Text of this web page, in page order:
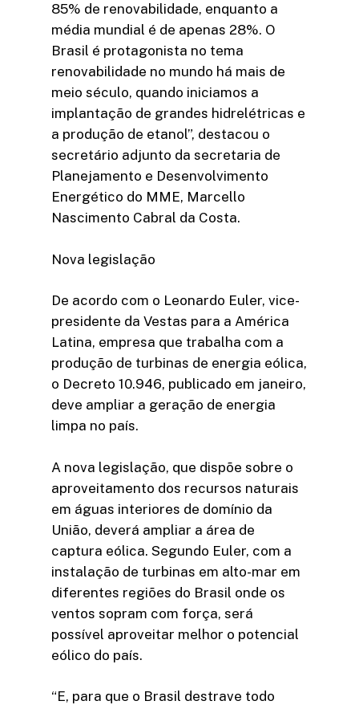
85% de renovabilidade, enquanto a
média mundial é de apenas 28%. O
Brasil é protagonista no tema
renovabilidade no mundo há mais de
meio século, quando iniciamos a
implantação de grandes hidrelétricas e
a produção de etanol”, destacou o
secretário adjunto da secretaria de
Planejamento e Desenvolvimento
Energético do MME, Marcello
Nascimento Cabral da Costa.
Nova legislação
De acordo com o Leonardo Euler, vice-
presidente da Vestas para a América
Latina, empresa que trabalha com a
produção de turbinas de energia eólica,
o Decreto 10.946, publicado em janeiro,
deve ampliar a geração de energia
limpa no país.
A nova legislação, que dispõe sobre o
aproveitamento dos recursos naturais
em águas interiores de domínio da
União, deverá ampliar a área de
captura eólica. Segundo Euler, com a
instalação de turbinas em alto-mar em
diferentes regiões do Brasil onde os
ventos sopram com força, será
possível aproveitar melhor o potencial
eólico do país.
“E, para que o Brasil destrave todo